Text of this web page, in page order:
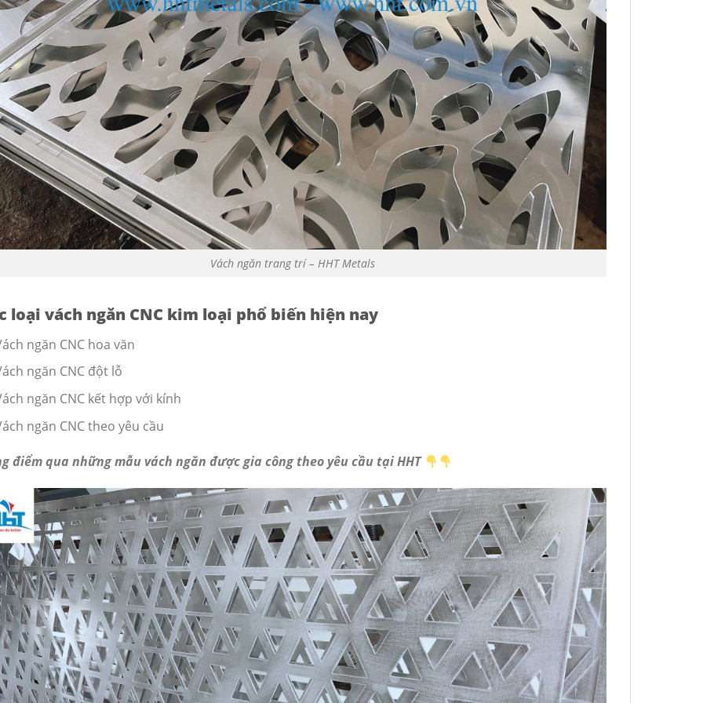
Vách ngăn trang trí – HHT Metals
loại vách ngăn CNC kim loại phổ biến hiện nay
ngăn CNC hoa văn
ngăn CNC đột lỗ
ngăn CNC kết hợp với kính
ngăn CNC theo yêu cầu
điểm qua những mẫu vách ngăn được gia công theo yêu cầu tại HHT